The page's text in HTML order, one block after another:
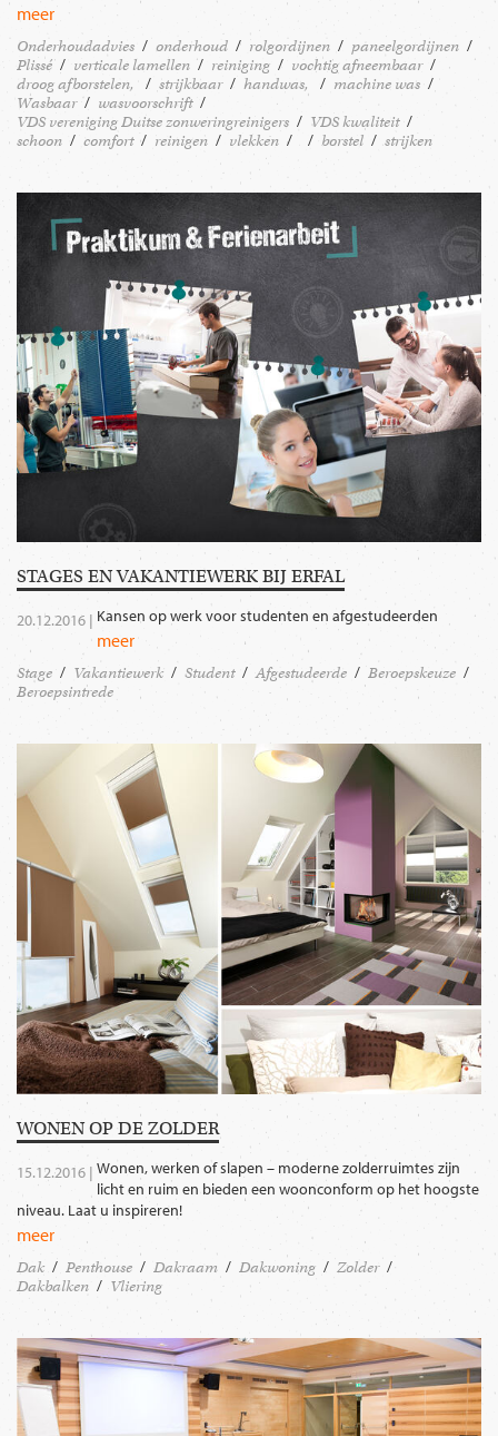
meer
Onderhoudadvies onderhoud rolgordijnen
paneelgordijnen
Plissé
verticale lamellen reiniging
vochtig afneembaar
droog afborstelen,
strijkbaar handwas,
machine was
Wasbaar
wasvoorschrift
VDS vereniging Duitse zonweringreinigers
VDS kwaliteit
schoon
comfort reinigen vlekken borstel strijken
STAGES EN VAKANTIEWERK BIJ ERFAL
20.12.2016 | Kansen op werk voor studenten en afgestudeerden
meer
Stage Vakantiewerk Student Afgestudeerde
Beroepskeuze
Beroepsintrede
WONEN OP DE ZOLDER
15.12.2016 | Wonen, werken of slapen – moderne zolderruimtes zijn
licht en ruim en bieden een woonconform op het hoogste
niveau. Laat u inspireren!
meer
Dak Penthouse Dakraam Dakwoning
Zolder
Dakbalken
Vliering